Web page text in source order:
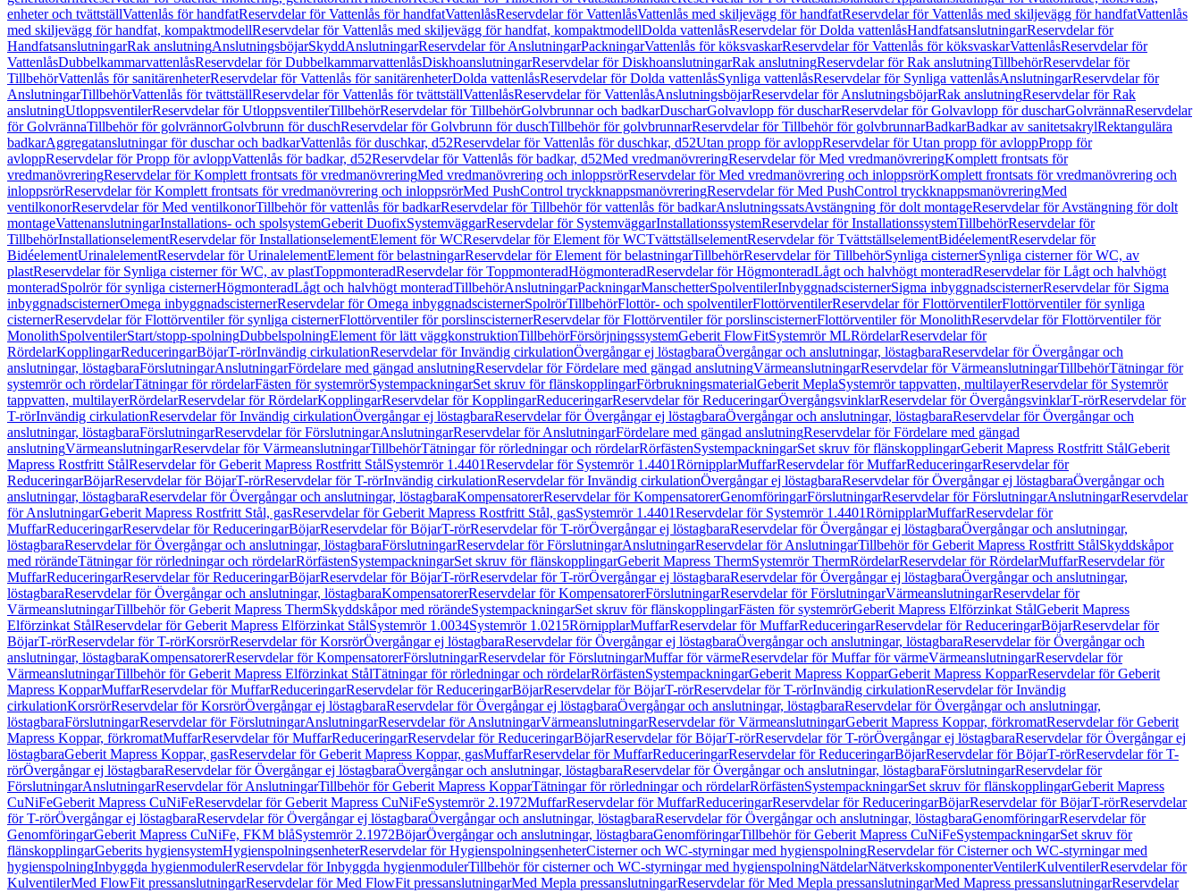
enheter och tvättställVattenlås för handfatReservdelar för Vattenlås för handfatVattenlåsReservdelar för VattenlåsVattenlås med skiljevägg för handfatReservdelar för Vattenlås med skiljevägg för handfatVattenlås
med skiljevägg för handfat, kompaktmodellReservdelar för Vattenlås med skiljevägg för handfat, kompaktmodellDolda vattenlåsReservdelar för Dolda vattenlåsHandfatsanslutningarReservdelar för
HandfatsanslutningarRak anslutningAnslutningsböjarSkyddAnslutningarReservdelar för AnslutningarPackningarVattenlås för köksvaskarReservdelar för Vattenlås för köksvaskarVattenlåsReservdelar för
VattenlåsDubbelkammarvattenlåsReservdelar för DubbelkammarvattenlåsDiskhoanslutningarReservdelar för DiskhoanslutningarRak anslutningReservdelar för Rak anslutningTillbehörReservdelar för
TillbehörVattenlås för sanitärenheterReservdelar för Vattenlås för sanitärenheterDolda vattenlåsReservdelar för Dolda vattenlåsSynliga vattenlåsReservdelar för Synliga vattenlåsAnslutningarReservdelar för
AnslutningarTillbehörVattenlås för tvättställReservdelar för Vattenlås för tvättställVattenlåsReservdelar för VattenlåsAnslutningsböjarReservdelar för AnslutningsböjarRak anslutningReservdelar för Rak
anslutningUtloppsventilerReservdelar för UtloppsventilerTillbehörReservdelar för TillbehörGolvbrunnar och badkarDuscharGolvavlopp för duscharReservdelar för Golvavlopp för duscharGolvrännaReservdelar
för GolvrännaTillbehör för golvrännorGolvbrunn för duschReservdelar för Golvbrunn för duschTillbehör för golvbrunnarReservdelar för Tillbehör för golvbrunnarBadkarBadkar av sanitetsakrylRektangulära
badkarAggregatanslutningar för duschar och badkarVattenlås för duschkar, d52Reservdelar för Vattenlås för duschkar, d52Utan propp för avloppReservdelar för Utan propp för avloppPropp för
avloppReservdelar för Propp för avloppVattenlås för badkar, d52Reservdelar för Vattenlås för badkar, d52Med vredmanövreringReservdelar för Med vredmanövreringKomplett frontsats för
vredmanövreringReservdelar för Komplett frontsats för vredmanövreringMed vredmanövrering och inloppsrörReservdelar för Med vredmanövrering och inloppsrörKomplett frontsats för vredmanövrering och
inloppsrörReservdelar för Komplett frontsats för vredmanövrering och inloppsrörMed PushControl tryckknappsmanövreringReservdelar för Med PushControl tryckknappsmanövreringMed
ventilkonorReservdelar för Med ventilkonorTillbehör för vattenlås för badkarReservdelar för Tillbehör för vattenlås för badkarAnslutningssatsAvstängning för dolt montageReservdelar för Avstängning för dolt
montageVattenanslutningarInstallations- och spolsystemGeberit DuofixSystemväggarReservdelar för SystemväggarInstallationssystemReservdelar för InstallationssystemTillbehörReservdelar för
TillbehörInstallationselementReservdelar för InstallationselementElement för WCReservdelar för Element för WCTvättställselementReservdelar för TvättställselementBidéelementReservdelar för
BidéelementUrinalelementReservdelar för UrinalelementElement för belastningarReservdelar för Element för belastningarTillbehörReservdelar för TillbehörSynliga cisternerSynliga cisterner för WC, av
plastReservdelar för Synliga cisterner för WC, av plastToppmonteradReservdelar för ToppmonteradHögmonteradReservdelar för HögmonteradLågt och halvhögt monteradReservdelar för Lågt och halvhögt
monteradSpolrör för synliga cisternerHögmonteradLågt och halvhögt monteradTillbehörAnslutningarPackningarManschetterSpolventilerInbyggnadscisternerSigma inbyggnadscisternerReservdelar för Sigma
inbyggnadscisternerOmega inbyggnadscisternerReservdelar för Omega inbyggnadscisternerSpolrörTillbehörFlottör- och spolventilerFlottörventilerReservdelar för FlottörventilerFlottörventiler för synliga
cisternerReservdelar för Flottörventiler för synliga cisternerFlottörventiler för porslinscisternerReservdelar för Flottörventiler för porslinscisternerFlottörventiler för MonolithReservdelar för Flottörventiler för
MonolithSpolventilerStart/stopp-spolningDubbelspolningElement för lätt väggkonstruktionTillbehörFörsörjningssystemGeberit FlowFitSystemrör MLRördelarReservdelar för
RördelarKopplingarReduceringarBöjarT-rörInvändig cirkulationReservdelar för Invändig cirkulationÖvergångar ej löstagbaraÖvergångar och anslutningar, löstagbaraReservdelar för Övergångar och
anslutningar, löstagbaraFörslutningarAnslutningarFördelare med gängad anslutningReservdelar för Fördelare med gängad anslutningVärmeanslutningarReservdelar för VärmeanslutningarTillbehörTätningar för
systemrör och rördelarTätningar för rördelarFästen för systemrörSystempackningarSet skruv för flänskopplingarFörbrukningsmaterialGeberit MeplaSystemrör tappvatten, multilayerReservdelar för Systemrör
tappvatten, multilayerRördelarReservdelar för RördelarKopplingarReservdelar för KopplingarReduceringarReservdelar för ReduceringarÖvergångsvinklarReservdelar för ÖvergångsvinklarT-rörReservdelar för
T-rörInvändig cirkulationReservdelar för Invändig cirkulationÖvergångar ej löstagbaraReservdelar för Övergångar ej löstagbaraÖvergångar och anslutningar, löstagbaraReservdelar för Övergångar och
anslutningar, löstagbaraFörslutningarReservdelar för FörslutningarAnslutningarReservdelar för AnslutningarFördelare med gängad anslutningReservdelar för Fördelare med gängad
anslutningVärmeanslutningarReservdelar för VärmeanslutningarTillbehörTätningar för rörledningar och rördelarRörfästenSystempackningarSet skruv för flänskopplingarGeberit Mapress Rostfritt StålGeberit
Mapress Rostfritt StålReservdelar för Geberit Mapress Rostfritt StålSystemrör 1.4401Reservdelar för Systemrör 1.4401RörnipplarMuffarReservdelar för MuffarReduceringarReservdelar för
ReduceringarBöjarReservdelar för BöjarT-rörReservdelar för T-rörInvändig cirkulationReservdelar för Invändig cirkulationÖvergångar ej löstagbaraReservdelar för Övergångar ej löstagbaraÖvergångar och
anslutningar, löstagbaraReservdelar för Övergångar och anslutningar, löstagbaraKompensatorerReservdelar för KompensatorerGenomföringarFörslutningarReservdelar för FörslutningarAnslutningarReservdelar
för AnslutningarGeberit Mapress Rostfritt Stål, gasReservdelar för Geberit Mapress Rostfritt Stål, gasSystemrör 1.4401Reservdelar för Systemrör 1.4401RörnipplarMuffarReservdelar för
MuffarReduceringarReservdelar för ReduceringarBöjarReservdelar för BöjarT-rörReservdelar för T-rörÖvergångar ej löstagbaraReservdelar för Övergångar ej löstagbaraÖvergångar och anslutningar,
löstagbaraReservdelar för Övergångar och anslutningar, löstagbaraFörslutningarReservdelar för FörslutningarAnslutningarReservdelar för AnslutningarTillbehör för Geberit Mapress Rostfritt StålSkyddskåpor
med rörändeTätningar för rörledningar och rördelarRörfästenSystempackningarSet skruv för flänskopplingarGeberit Mapress ThermSystemrör ThermRördelarReservdelar för RördelarMuffarReservdelar för
MuffarReduceringarReservdelar för ReduceringarBöjarReservdelar för BöjarT-rörReservdelar för T-rörÖvergångar ej löstagbaraReservdelar för Övergångar ej löstagbaraÖvergångar och anslutningar,
löstagbaraReservdelar för Övergångar och anslutningar, löstagbaraKompensatorerReservdelar för KompensatorerFörslutningarReservdelar för FörslutningarVärmeanslutningarReservdelar för
VärmeanslutningarTillbehör för Geberit Mapress ThermSkyddskåpor med rörändeSystempackningarSet skruv för flänskopplingarFästen för systemrörGeberit Mapress Elförzinkat StålGeberit Mapress
Elförzinkat StålReservdelar för Geberit Mapress Elförzinkat StålSystemrör 1.0034Systemrör 1.0215RörnipplarMuffarReservdelar för MuffarReduceringarReservdelar för ReduceringarBöjarReservdelar för
BöjarT-rörReservdelar för T-rörKorsrörReservdelar för KorsrörÖvergångar ej löstagbaraReservdelar för Övergångar ej löstagbaraÖvergångar och anslutningar, löstagbaraReservdelar för Övergångar och
anslutningar, löstagbaraKompensatorerReservdelar för KompensatorerFörslutningarReservdelar för FörslutningarMuffar för värmeReservdelar för Muffar för värmeVärmeanslutningarReservdelar för
VärmeanslutningarTillbehör för Geberit Mapress Elförzinkat StålTätningar för rörledningar och rördelarRörfästenSystempackningarGeberit Mapress KopparGeberit Mapress KopparReservdelar för Geberit
Mapress KopparMuffarReservdelar för MuffarReduceringarReservdelar för ReduceringarBöjarReservdelar för BöjarT-rörReservdelar för T-rörInvändig cirkulationReservdelar för Invändig
cirkulationKorsrörReservdelar för KorsrörÖvergångar ej löstagbaraReservdelar för Övergångar ej löstagbaraÖvergångar och anslutningar, löstagbaraReservdelar för Övergångar och anslutningar,
löstagbaraFörslutningarReservdelar för FörslutningarAnslutningarReservdelar för AnslutningarVärmeanslutningarReservdelar för VärmeanslutningarGeberit Mapress Koppar, förkromatReservdelar för Geberit
Mapress Koppar, förkromatMuffarReservdelar för MuffarReduceringarReservdelar för ReduceringarBöjarReservdelar för BöjarT-rörReservdelar för T-rörÖvergångar ej löstagbaraReservdelar för Övergångar ej
löstagbaraGeberit Mapress Koppar, gasReservdelar för Geberit Mapress Koppar, gasMuffarReservdelar för MuffarReduceringarReservdelar för ReduceringarBöjarReservdelar för BöjarT-rörReservdelar för T-
rörÖvergångar ej löstagbaraReservdelar för Övergångar ej löstagbaraÖvergångar och anslutningar, löstagbaraReservdelar för Övergångar och anslutningar, löstagbaraFörslutningarReservdelar för
FörslutningarAnslutningarReservdelar för AnslutningarTillbehör för Geberit Mapress KopparTätningar för rörledningar och rördelarRörfästenSystempackningarSet skruv för flänskopplingarGeberit Mapress
CuNiFeGeberit Mapress CuNiFeReservdelar för Geberit Mapress CuNiFeSystemrör 2.1972MuffarReservdelar för MuffarReduceringarReservdelar för ReduceringarBöjarReservdelar för BöjarT-rörReservdelar
för T-rörÖvergångar ej löstagbaraReservdelar för Övergångar ej löstagbaraÖvergångar och anslutningar, löstagbaraReservdelar för Övergångar och anslutningar, löstagbaraGenomföringarReservdelar för
GenomföringarGeberit Mapress CuNiFe, FKM blåSystemrör 2.1972BöjarÖvergångar och anslutningar, löstagbaraGenomföringarTillbehör för Geberit Mapress CuNiFeSystempackningarSet skruv för
flänskopplingarGeberits hygiensystemHygienspolningsenheterReservdelar för HygienspolningsenheterCisterner och WC-styrningar med hygienspolningReservdelar för Cisterner och WC-styrningar med
hygienspolningInbyggda hygienmodulerReservdelar för Inbyggda hygienmodulerTillbehör för cisterner och WC-styrningar med hygienspolningNätdelarNätverkskomponenterVentilerKulventilerReservdelar för
KulventilerMed FlowFit pressanslutningarReservdelar för Med FlowFit pressanslutningarMed Mepla pressanslutningarReservdelar för Med Mepla pressanslutningarMed Mapress pressanslutningarReservdelar